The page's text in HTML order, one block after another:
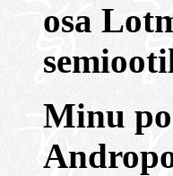
osa
Minu